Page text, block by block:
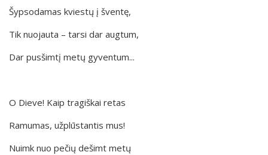
Šypsodamas kviestų į šventę,
Tik nuojauta – tarsi dar augtum,
Dar pusšimtį metų gyventum...
O Dieve! Kaip tragiškai retas
Ramumas, užplūstantis mus!
Nuimk nuo pečių dešimt metų